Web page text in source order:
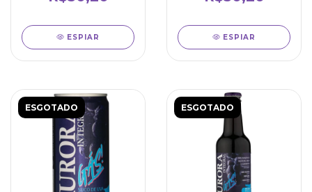
ESPIAR ESPIAR
ESGOTADO ESGOTADO